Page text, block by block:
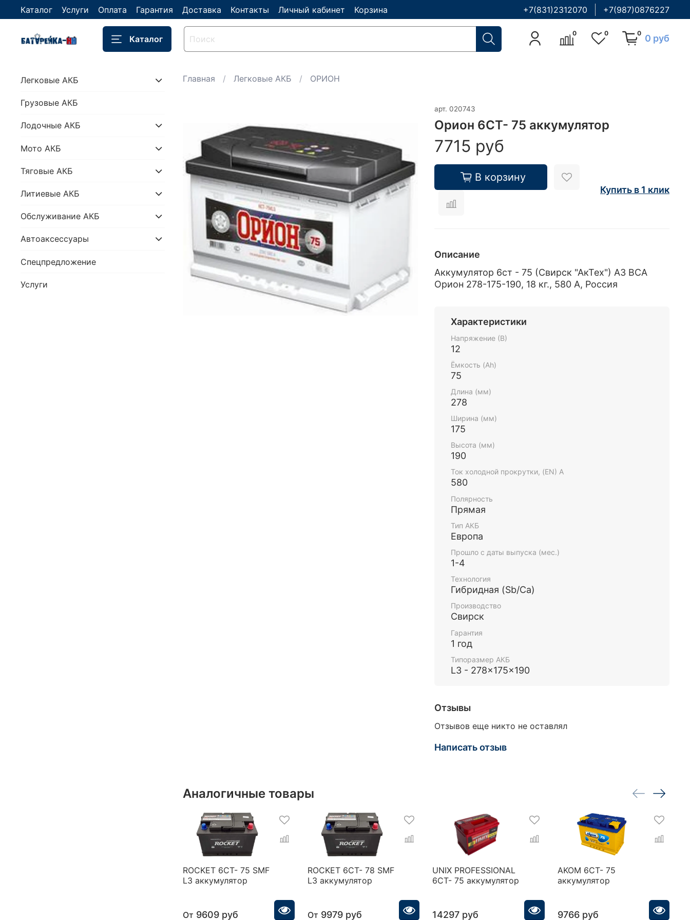
Каталог Услуги Оплата Гарантия Доставка Контакты Личный кабинет Корзина +7(831)2312070 +7(987)0876227
Каталог
0 0 0 0 руб
Главная Легковые АКБ ОРИОН
арт. 020743
Орион 6СТ- 75 аккумулятор
7715 руб
В корзину
Купить в 1 клик
Описание
Аккумулятор 6ст - 75 (Свирск "АкТех") А3 ВСА
Орион 278-175-190, 18 кг., 580 А, Россия
Характеристики
Напряжение (В)
12
Ёмкость (Ah)
75
Длина (мм)
278
Ширина (мм)
175
Высота (мм)
190
Ток холодной прокрутки, (EN) А
580
Полярность
Прямая
Тип АКБ
Европа
Прошло с даты выпуска (мес.)
1-4
Технология
Гибридная (Sb/Ca)
Производство
Свирск
Гарантия
1 год
Типоразмер АКБ
L3 - 278x175x190
Отзывы
Отзывов еще никто не оставлял
Написать отзыв
Аналогичные товары
ROCKET 6CT- 75 SMF
L3 аккумулятор
От 9609 руб
ROCKET 6CT- 78 SMF
L3 аккумулятор
От 9979 руб
UNIX PROFESSIONAL
6СТ- 75 аккумулятор
14297 руб
AKOM 6CT- 75
аккумулятор
9766 руб
Легковые АКБ
Грузовые АКБ
Лодочные АКБ
Мото АКБ
Тяговые АКБ
Литиевые АКБ
Обслуживание АКБ
Автоаксессуары
Спецпредложение
Услуги